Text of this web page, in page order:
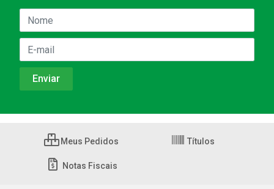
Meus Pedidos Títulos
Notas Fiscais